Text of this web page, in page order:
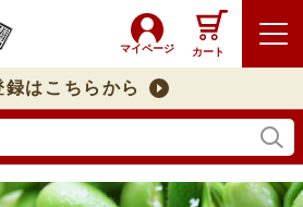
マイページ カート
録はこちらから